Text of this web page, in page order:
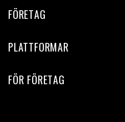
FÖRETAG
PLATTFORMAR
FÖR FÖRETAG